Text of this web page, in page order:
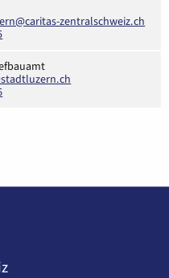
zentralschweiz.ch